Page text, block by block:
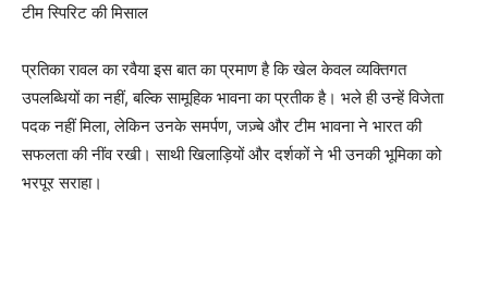
टीम स्पिरिट की मिसाल
प्रतिका रावल का रवैया इस बात का प्रमाण है कि खेल केवल व्यक्तिगत
उपलब्धियों का नहीं, बल्कि सामूहिक भावना का प्रतीक है। भले ही उन्हें विजेता
पदक नहीं मिला, लेकिन उनके समर्पण, जज़्बे और टीम भावना ने भारत की
सफलता की नींव रखी। साथी खिलाड़ियों और दर्शकों ने भी उनकी भूमिका को
भरपूर सराहा।